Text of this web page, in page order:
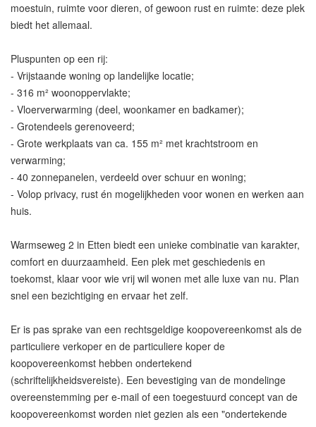
moestuin, ruimte voor dieren, of gewoon rust en ruimte: deze plek
biedt het allemaal.
Pluspunten op een rij:
- Vrijstaande woning op landelijke locatie;
- 316 m² woonoppervlakte;
- Vloerverwarming (deel, woonkamer en badkamer);
- Grotendeels gerenoveerd;
- Grote werkplaats van ca. 155 m² met krachtstroom en
verwarming;
- 40 zonnepanelen, verdeeld over schuur en woning;
- Volop privacy, rust én mogelijkheden voor wonen en werken aan
huis.
Warmseweg 2 in Etten biedt een unieke combinatie van karakter,
comfort en duurzaamheid. Een plek met geschiedenis en
toekomst, klaar voor wie vrij wil wonen met alle luxe van nu. Plan
snel een bezichtiging en ervaar het zelf.
Er is pas sprake van een rechtsgeldige koopovereenkomst als de
particuliere verkoper en de particuliere koper de
koopovereenkomst hebben ondertekend
(schriftelijkheidsvereiste). Een bevestiging van de mondelinge
overeenstemming per e-mail of een toegestuurd concept van de
koopovereenkomst worden niet gezien als een "ondertekende